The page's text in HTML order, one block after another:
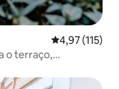
4,97 de uma
4,97 (115)
o terraço,